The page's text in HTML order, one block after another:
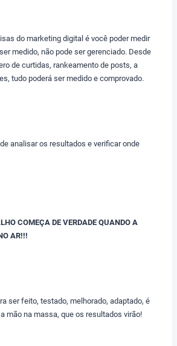
do marketing digital é você poder medir
medido, não pode ser gerenciado. Desde
de curtidas, rankeamento de posts, a
tudo poderá ser medido e comprovado.
analisar os resultados e verificar onde
COMEÇA DE VERDADE QUANDO A
AR!!!
ser feito, testado, melhorado, adaptado, é
mão na massa, que os resultados virão!